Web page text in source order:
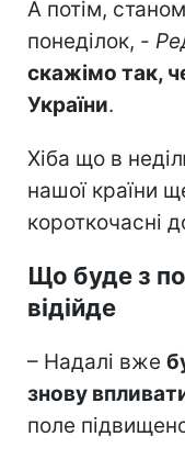
А потім,
понеділок, -
скажімо так,
України.
Хіба що в
нашої країни
короткочасні
Що буде з
відійде
– Надалі вже
знову
поле